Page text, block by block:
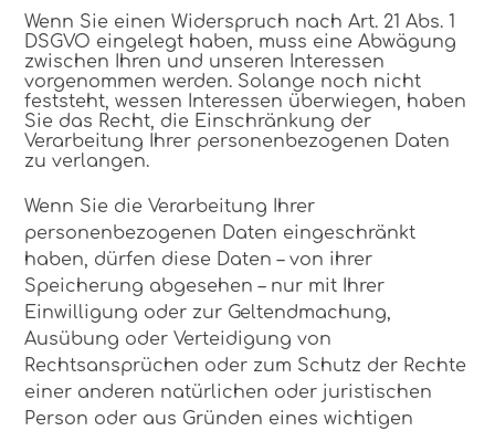
Wenn Sie einen Widerspruch nach Art. 21 Abs. 1
DSGVO eingelegt haben, muss eine Abwägung
zwischen Ihren und unseren Interessen
vorgenommen werden. Solange noch nicht
feststeht, wessen Interessen überwiegen, haben
Sie das Recht, die Einschränkung der
Verarbeitung Ihrer personenbezogenen Daten
zu verlangen.
Wenn Sie die Verarbeitung Ihrer
personenbezogenen Daten eingeschränkt
haben, dürfen diese Daten – von ihrer
Speicherung abgesehen – nur mit Ihrer
Einwilligung oder zur Geltendmachung,
Ausübung oder Verteidigung von
Rechtsansprüchen oder zum Schutz der Rechte
einer anderen natürlichen oder juristischen
Person oder aus Gründen eines wichtigen